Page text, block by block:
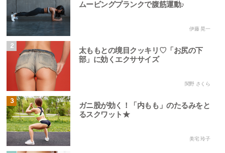
ムービングプランクで腹筋運動♪
伊藤 晃一
2
太ももとの境目クッキリ♡「お尻の下
部」に効くエクササイズ
関野 さくら
3
ガニ股が効く！「内もも」のたるみをと
るスクワット★
美宅 玲子